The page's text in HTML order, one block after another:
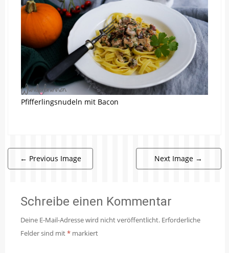
Pfifferlingsnudeln mit Bacon
← Previous Image Next Image →
Schreibe einen Kommentar
Deine E-Mail-Adresse wird nicht veröffentlicht. Erforderliche
Felder sind mit* markiert